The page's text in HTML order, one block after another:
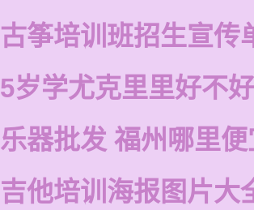
古筝培训班招生宣传
5岁学尤克里里好不好
乐器批发 福州哪里便
吉他培训海报图片大